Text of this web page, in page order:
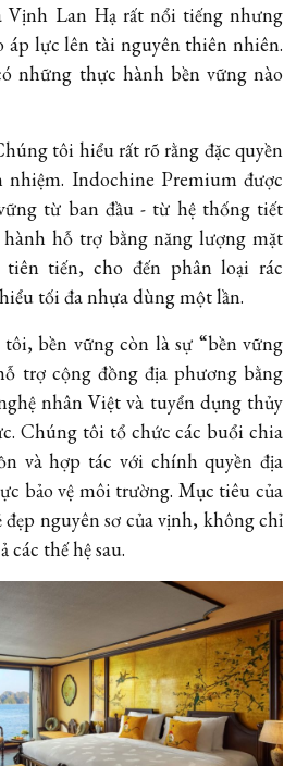
Vịnh Lan Hạ rất nổi tiếng nhưng
áp lực lên tài nguyên thiên nhiên.
những thực hành bền vững nào
tôi hiểu rất rõ rằng đặc quyền
Indochine Premium được
từ ban đầu - từ hệ thống tiết
hỗ trợ bằng năng lượng mặt
tiến, cho đến phân loại rác
tối đa nhựa dùng một lần.
bền vững còn là sự “bền vững
trợ cộng đồng địa phương bằng
nhân Việt và tuyển dụng thủy
Chúng tôi tổ chức các buổi chia
và hợp tác với chính quyền địa
bảo vệ môi trường. Mục tiêu của
nguyên sơ của vịnh, không chỉ
các thế hệ sau.